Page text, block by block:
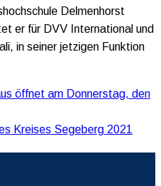
Delmenhorst
er für DVV International und
in seiner jetzigen Funktion
öffnet am Donnerstag, den
Kreises Segeberg 2021